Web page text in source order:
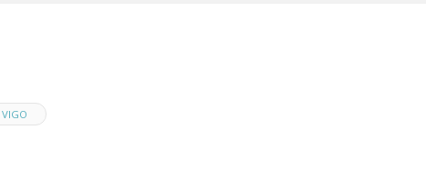
VIGO